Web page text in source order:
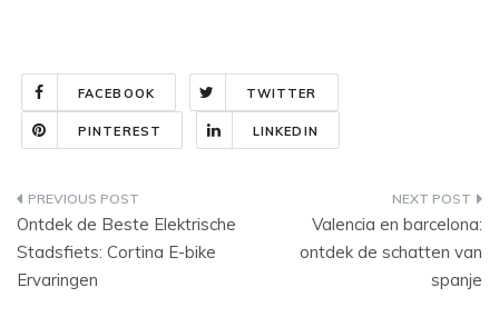
FACEBOOK TWITTER
PINTEREST LINKEDIN
Bericht
navigatie
Ontdek de Beste Elektrische
Stadsfiets: Cortina E-bike
Ervaringen
Valencia en barcelona:
ontdek de schatten van
spanje